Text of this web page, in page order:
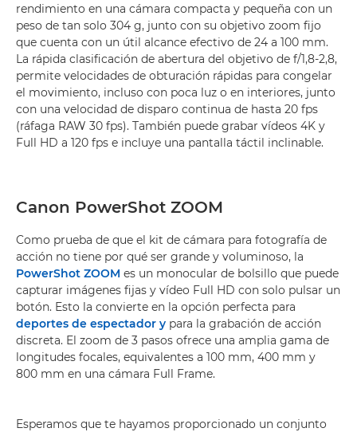
rendimiento en una cámara compacta y pequeña con un
peso de tan solo 304 g, junto con su objetivo zoom fijo
que cuenta con un útil alcance efectivo de 24 a 100 mm.
La rápida clasificación de abertura del objetivo de f/1,8-2,8,
permite velocidades de obturación rápidas para congelar
el movimiento, incluso con poca luz o en interiores, junto
con una velocidad de disparo continua de hasta 20 fps
(ráfaga RAW 30 fps). También puede grabar vídeos 4K y
Full HD a 120 fps e incluye una pantalla táctil inclinable.
Canon PowerShot ZOOM
Como prueba de que el kit de cámara para fotografía de
acción no tiene por qué ser grande y voluminoso, la
PowerShot ZOOM es un monocular de bolsillo que puede
capturar imágenes fijas y vídeo Full HD con solo pulsar un
botón. Esto la convierte en la opción perfecta para
deportes de espectador y para la grabación de acción
discreta. El zoom de 3 pasos ofrece una amplia gama de
longitudes focales, equivalentes a 100 mm, 400 mm y
800 mm en una cámara Full Frame.
Esperamos que te hayamos proporcionado un conjunto